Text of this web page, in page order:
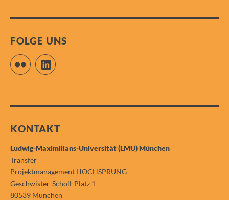
FOLGE UNS
Flickr LinkedIn
KONTAKT
Ludwig-Maximilians-Universität (LMU) München
Transfer
Projektmanagement HOCHSPRUNG
Geschwister-Scholl-Platz 1
80539 München